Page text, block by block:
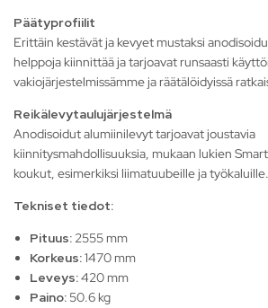
Päätyprofiilit
Erittäin kestävät ja kevyet mustaksi
helppoja kiinnittää ja tarjoavat runsaasti
vakiojärjestelmissämme ja räätälöidyissä
Reikälevytaulujärjestelmä
Anodisoidut alumiinilevyt tarjoavat joustavia
kiinnitysmahdollisuuksia, mukaan lukien
koukut, esimerkiksi liimatuubeille ja työkaluille.
Tekniset tiedot:
Pituus: 2555 mm
Korkeus:1470 mm
Leveys:420 mm
Paino: 50.6 kg